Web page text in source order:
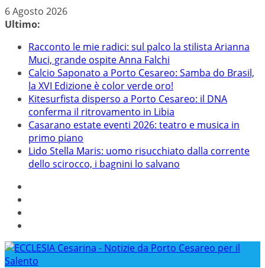
Salta
al
6 Agosto 2026
Ultimo:
Racconto le mie radici: sul palco la stilista Arianna
Muci, grande ospite Anna Falchi
Calcio Saponato a Porto Cesareo: Samba do Brasil,
la XVI Edizione è color verde oro!
Kitesurfista disperso a Porto Cesareo: il DNA
conferma il ritrovamento in Libia
Casarano estate eventi 2026: teatro e musica in
primo piano
Lido Stella Maris: uomo risucchiato dalla corrente
dello scirocco, i bagnini lo salvano